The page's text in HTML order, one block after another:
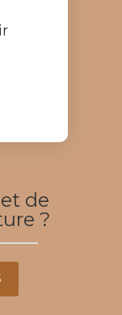
de
?